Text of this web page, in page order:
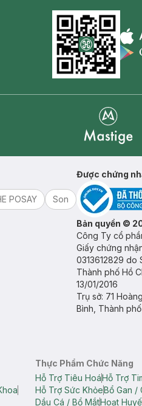
POSAY
Son
Được chứng
Bản quyền ©
Công Ty cổ
Giấy chứng
0313612829 do
Thành phố Hồ
13/01/2016
Trụ sở: 71
Bình, Thành
Thực Phẩm Chức Năng
Hỗ Trợ Tiêu HoáHỗ Trợ
Hỗ Trợ Sức KhỏeBổ Gan /
Dầu Cá / Bổ MắtHoạt